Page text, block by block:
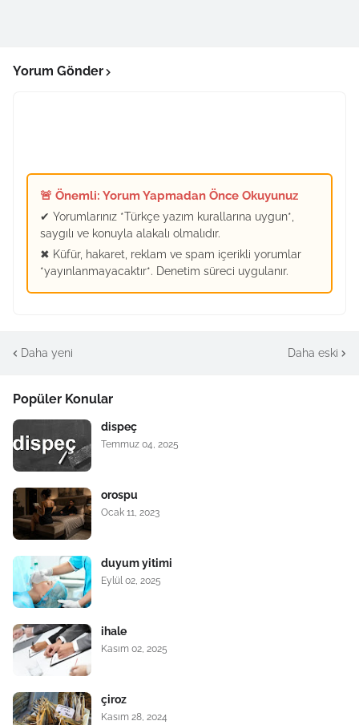
Yorum Gönder
🚨 Önemli: Yorum Yapmadan Önce Okuyunuz
✔ Yorumlarınız *Türkçe yazım kurallarına uygun*,
saygılı ve konuyla alakalı olmalıdır.
✖ Küfür, hakaret, reklam ve spam içerikli yorumlar
*yayınlanmayacaktır*. Denetim süreci uygulanır.
Daha yeni Daha eski
Popüler Konular
dispeç
Temmuz 04, 2025
orospu
Ocak 11, 2023
duyum yitimi
Eylül 02, 2025
ihale
Kasım 02, 2025
çiroz
Kasım 28, 2024